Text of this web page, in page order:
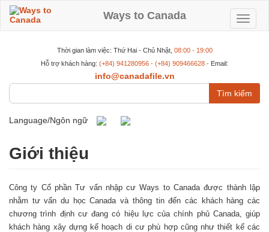
Nhảy
đến
nội
dung
Ways to Canada
Toggle
Thời gian làm việc: Thứ Hai - Chủ Nhật, 08:00 - 19:00
Hỗ trợ khách hàng: (+84) 941280956 - (+84) 909466628 - Email:
info@canadafile.vn
kiếm
Language/Ngôn ngữ
Giới thiệu
Công ty Cổ phần Tư vấn nhập cư Ways to Canada được thành lập
nhằm tư vấn du học Canada và thông tin đến các khách hàng các
chương trình định cư đang có hiệu lực của chính phủ Canada, giúp
khách hàng xây dựng kế hoạch di cư phù hợp cũng như thiết kế các